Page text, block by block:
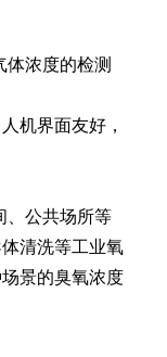
浓度的检测
机界面友好，
、公共场所等
清洗等工业氧
景的臭氧浓度